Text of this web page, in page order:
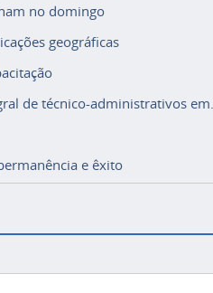
no domingo
geográficas
de técnico-administrativos em...
e êxito